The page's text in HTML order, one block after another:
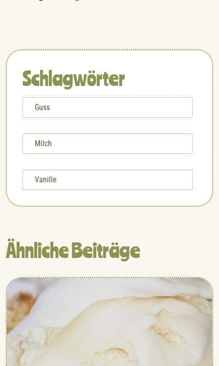
Schlagwörter
Guss
Milch
Vanille
Ähnliche Beiträge